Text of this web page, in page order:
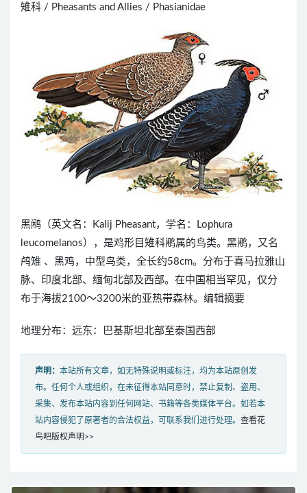
雉科 / Pheasants and Allies / Phasianidae
黑鹇（英文名：Kalij Pheasant，学名：Lophura
leucomelanos），是鸡形目雉科鹇属的鸟类。黑鹇，又名
鸬雉 、黑鸡，中型鸟类，全长约58cm。分布于喜马拉雅山
脉、印度北部、缅甸北部及西部。在中国相当罕见，仅分
布于海拔2100～3200米的亚热带森林。编辑摘要
地理分布：远东：巴基斯坦北部至泰国西部
声明： 本站所有文章，如无特殊说明或标注，均为本站原创发
布。任何个人或组织，在未征得本站同意时，禁止复制、盗用、
采集、发布本站内容到任何网站、书籍等各类媒体平台。如若本
站内容侵犯了原著者的合法权益，可联系我们进行处理。 查看花
鸟吧版权声明>>